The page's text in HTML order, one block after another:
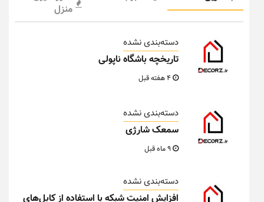
منزل
دسته‌بندی نشده
تاریخچه باشگاه ناپولی
دسته‌بندی نشده
سمعک شارژی
دسته‌بندی نشده
افزایش امنیت شبکه با استفاده از کابل‌های